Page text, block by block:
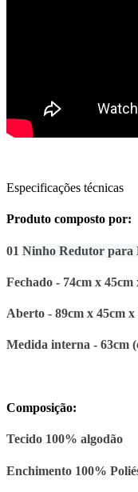
Especificações técnicas
Produto composto por:
01 Ninho Redutor para
Fechado - 74cm x
Aberto - 89cm x 45cm
Medida interna - 63cm
Composição:
Tecido 100% algodão
Enchimento 100%